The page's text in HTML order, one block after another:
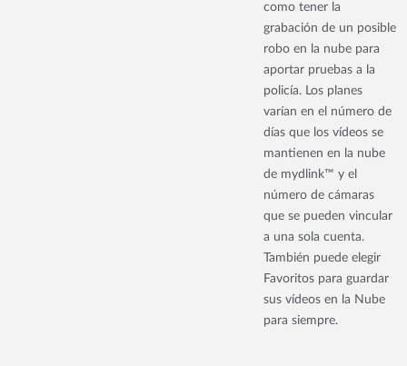
como tener la
grabación de un posible
robo en la nube para
aportar pruebas a la
policía. Los planes
varían en el número de
días que los vídeos se
mantienen en la nube
de mydlink™ y el
número de cámaras
que se pueden vincular
a una sola cuenta.
También puede elegir
Favoritos para guardar
sus vídeos en la Nube
para siempre.